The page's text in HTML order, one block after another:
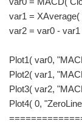
var1 =
var2 = var0 - var1
Plot1( var0,
Plot2( var1,
Plot3( var2,
Plot4( 0,